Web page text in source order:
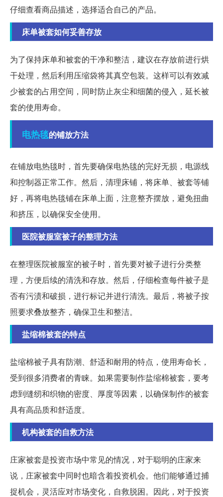
仔细查看商品描述，选择适合自己的产品。
床单被套如何妥善存放
为了保持床单和被套的干净和整洁，建议在存放前进行烘
干处理，然后利用压缩袋将其真空包装。这样可以有效减
少被套的占用空间，同时防止灰尘和细菌的侵入，延长被
套的使用寿命。
电热毯的铺放方法
在铺放电热毯时，首先要确保电热毯的完好无损，电源线
和控制器正常工作。然后，清理床铺，将床单、被套等铺
好，再将电热毯铺在床单上面，注意整齐摆放，避免扭曲
和挤压，以确保安全使用。
医院被服室被子的整理方法
在整理医院被服室的被子时，首先要对被子进行分类整
理，方便后续的清洗和存放。然后，仔细检查每件被子是
否有污渍和破损，进行标记并进行清洗。最后，将被子按
照要求叠放整齐，确保卫生和整洁。
盐缩棉被套的特点
盐缩棉被子具有防潮、舒适和耐用的特点，使用寿命长，
受到很多消费者的青睐。如果需要制作盐缩棉被套，要考
虑到缝纫和织物的密度、厚度等因素，以确保制作的被套
具有高品质和舒适度。
机构被套的自救方法
庄家被套是投资市场中常见的情况，对于聪明的庄家来
说，庄家被套中同时也暗含着投资机会。他们能够通过捕
捉机会，灵活应对市场变化，自救脱困。因此，对于投资